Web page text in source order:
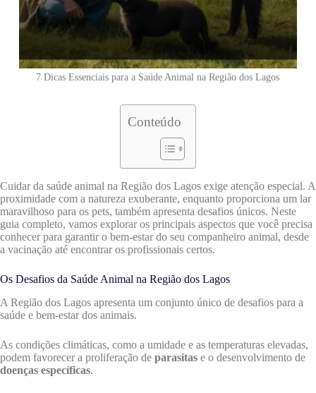
7 Dicas Essenciais para a Saúde Animal na Região dos Lagos
Conteúdo
Cuidar da saúde animal na Região dos Lagos exige atenção especial. A
proximidade com a natureza exuberante, enquanto proporciona um lar
maravilhoso para os pets, também apresenta desafios únicos. Neste
guia completo, vamos explorar os principais aspectos que você precisa
conhecer para garantir o bem-estar do seu companheiro animal, desde
a vacinação até encontrar os profissionais certos.
Os Desafios da Saúde Animal na Região dos Lagos
A Região dos Lagos apresenta um conjunto único de desafios para a
saúde e bem-estar dos animais.
As condições climáticas, como a umidade e as temperaturas elevadas,
podem favorecer a proliferação de parasitas e o desenvolvimento de
doenças específicas.